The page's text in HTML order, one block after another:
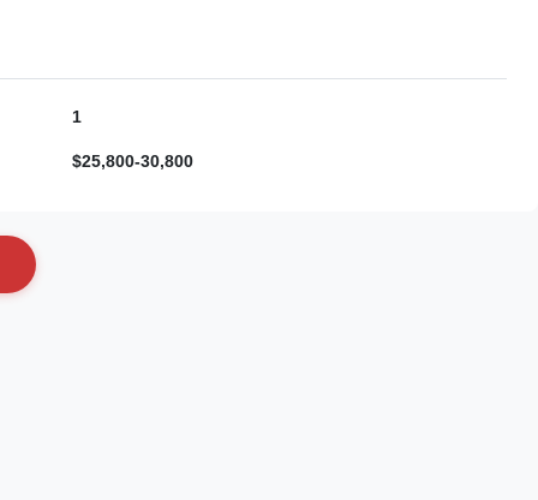
1
$25,800-30,800